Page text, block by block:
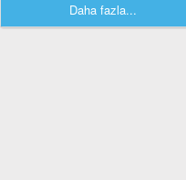
Daha fazla...